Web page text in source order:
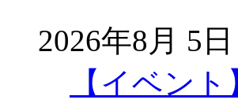
2026年8月 5日
【イベン